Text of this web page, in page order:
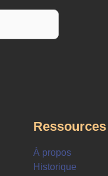
Ressources
À propos
Historique